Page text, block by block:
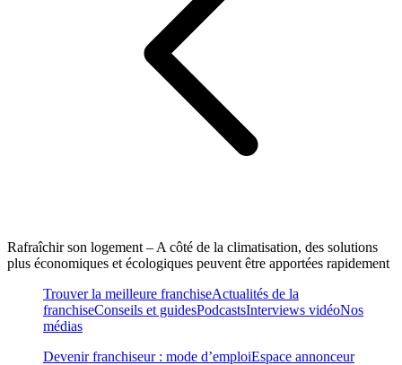
Rafraîchir son logement – A côté de la climatisation, des solutions
plus économiques et écologiques peuvent être apportées rapidement
Trouver la meilleure franchiseActualités de la
franchiseConseils et guidesPodcastsInterviews vidéoNos
médias
Devenir franchiseur : mode d’emploiEspace annonceur